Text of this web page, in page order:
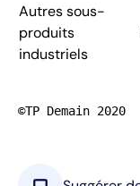
Autres sous-
produits
industriels
©TP Demain 2020